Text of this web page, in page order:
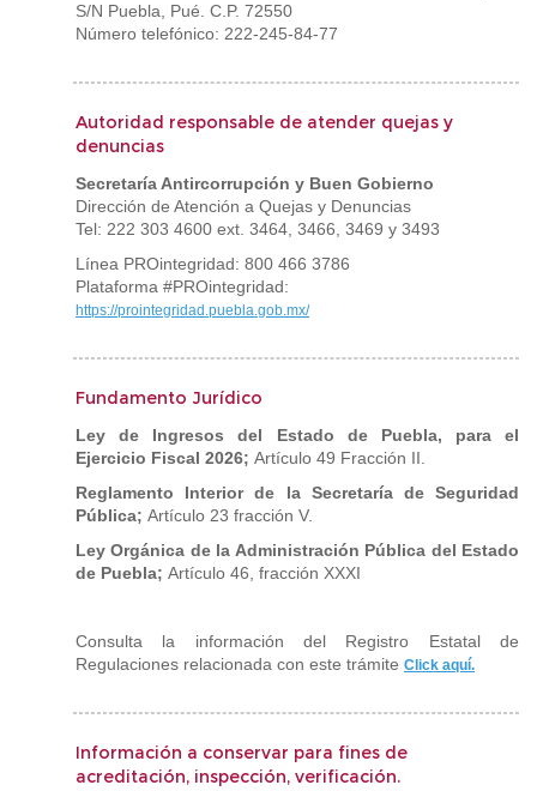
S/N Puebla, Pué. C.P. 72550
Número telefónico: 222-245-84-77
Autoridad responsable de atender quejas y
denuncias
Secretaría Antircorrupción y Buen Gobierno
Dirección de Atención a Quejas y Denuncias
Tel: 222 303 4600 ext. 3464, 3466, 3469 y 3493
Línea PROintegridad: 800 466 3786
Plataforma #PROintegridad:
https://prointegridad.puebla.gob.mx/
Fundamento Jurídico
Ley de Ingresos del Estado de Puebla, para el
Ejercicio Fiscal 2026; Artículo 49 Fracción II.
Reglamento Interior de la Secretaría de Seguridad
Pública; Artículo 23 fracción V.
Ley Orgánica de la Administración Pública del Estado
de Puebla; Artículo 46, fracción XXXI
Consulta la información del Registro Estatal de
Regulaciones relacionada con este trámite Click aquí.
Información a conservar para fines de
acreditación, inspección, verificación.